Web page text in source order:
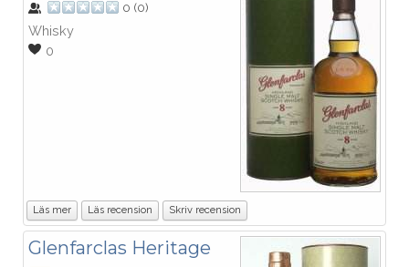
0 (0)
Whisky
0
Läs mer Läs recension Skriv recension
Glenfarclas Heritage